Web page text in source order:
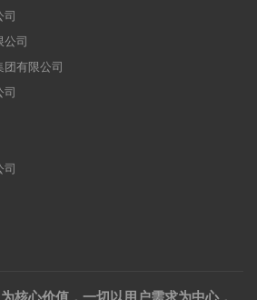
公司
有限公司
司